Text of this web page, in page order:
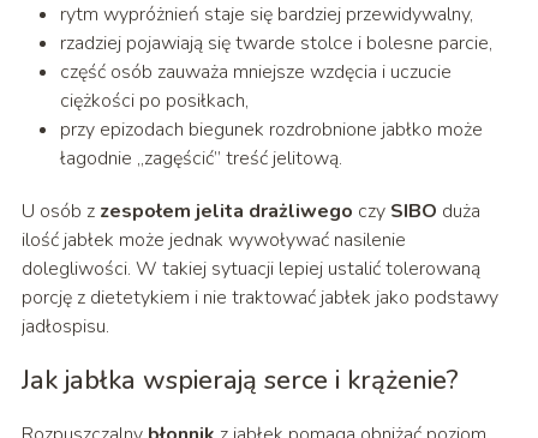
rytm wypróżnień staje się bardziej przewidywalny,
rzadziej pojawiają się twarde stolce i bolesne parcie,
część osób zauważa mniejsze wzdęcia i uczucie
ciężkości po posiłkach,
przy epizodach biegunek rozdrobnione jabłko może
łagodnie „zagęścić” treść jelitową.
U osób z zespołem jelita drażliwego czy SIBO duża
ilość jabłek może jednak wywoływać nasilenie
dolegliwości. W takiej sytuacji lepiej ustalić tolerowaną
porcję z dietetykiem i nie traktować jabłek jako podstawy
jadłospisu.
Jak jabłka wspierają serce i krążenie?